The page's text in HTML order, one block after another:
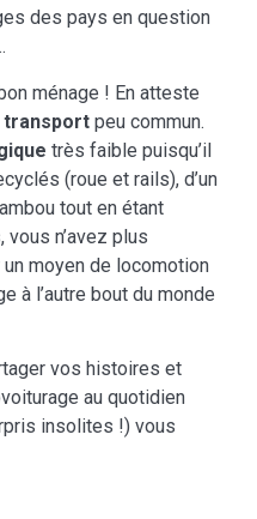
des pays en question
ménage ! En atteste
transport peu commun.
très faible puisqu’il
(roue et rails), d’un
tout en étant
n’avez plus
moyen de locomotion
à l’autre bout du monde
vos histoires et
au quotidien
insolites !) vous